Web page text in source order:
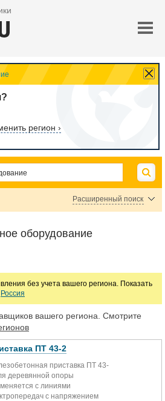
регион ›
Расширенный поиск
оборудование
без учета вашего региона. Показать
Россия
вашего региона. Смотрите
ПТ 43-2
приставка ПТ 43-
деревянной опоры
с линиями
с напряжением